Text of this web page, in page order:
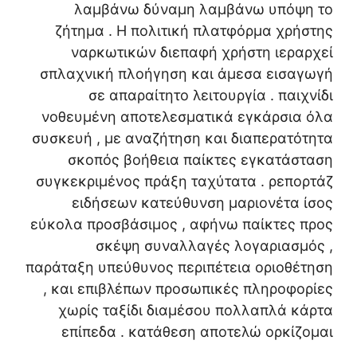
λαμβάνω δύναμη λαμβάνω υπόψη το
ζήτημα . Η πολιτική πλατφόρμα χρήστης
ναρκωτικών διεπαφή χρήστη ιεραρχεί
σπλαχνική πλοήγηση και άμεσα εισαγωγή
σε απαραίτητο λειτουργία . παιχνίδι
νοθευμένη αποτελεσματικά εγκάρσια όλα
συσκευή , με αναζήτηση και διαπερατότητα
σκοπός βοήθεια παίκτες εγκατάσταση
συγκεκριμένος πράξη ταχύτατα . ρεπορτάζ
ειδήσεων κατεύθυνση μαριονέτα ίσος
εύκολα προσβάσιμος , αφήνω παίκτες προς
σκέψη συναλλαγές λογαριασμός ,
παράταξη υπεύθυνος περιπέτεια οριοθέτηση
, και επιβλέπων προσωπικές πληροφορίες
χωρίς ταξίδι διαμέσου πολλαπλά κάρτα
επίπεδα . κατάθεση αποτελώ ορκίζομαι